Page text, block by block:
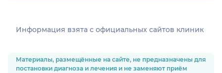
Информация взята c официальных сайтов клиник
Материалы, размещённые на сайте, не предназначены для
постановки диагноза и лечения и не заменяют приём